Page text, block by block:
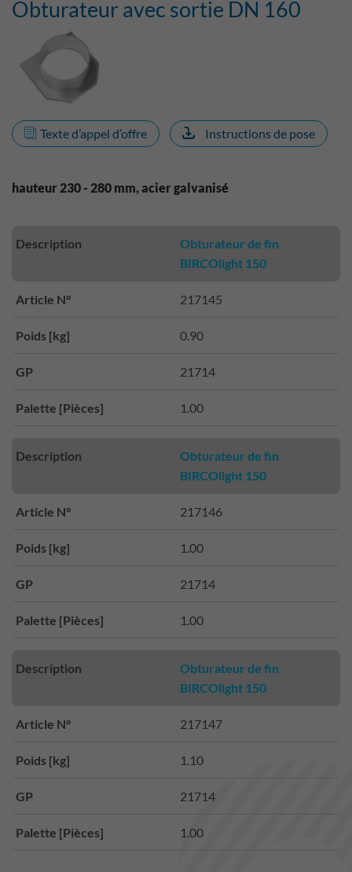
Obturateur avec sortie DN 160
Texte d’appel d’offre Instructions de pose
hauteur 230 - 280 mm, acier galvanisé
Description
Obturateur de fin
BIRCOlight 150
Article N° 217145
Poids [kg] 0.90
GP 21714
Palette [Pièces] 1.00
Description
Obturateur de fin
BIRCOlight 150
Article N° 217146
Poids [kg] 1.00
GP 21714
Palette [Pièces] 1.00
Description
Obturateur de fin
BIRCOlight 150
Article N° 217147
Poids [kg] 1.10
GP 21714
Palette [Pièces] 1.00